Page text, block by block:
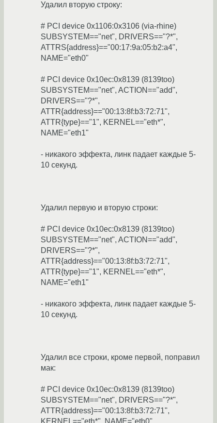
Удалил вторую строку:
# PCI device 0x1106:0x3106 (via-rhine)
SUBSYSTEM=="net", DRIVERS=="?*",
ATTRS{address}=="00:17:9a:05:b2:a4",
NAME="eth0"
# PCI device 0x10ec:0x8139 (8139too)
SUBSYSTEM=="net", ACTION=="add",
DRIVERS=="?*",
ATTR{address}=="00:13:8f:b3:72:71",
ATTR{type}=="1", KERNEL=="eth*",
NAME="eth1"
- никакого эффекта, линк падает каждые 5-
10 секунд.
Удалил первую и вторую строки:
# PCI device 0x10ec:0x8139 (8139too)
SUBSYSTEM=="net", ACTION=="add",
DRIVERS=="?*",
ATTR{address}=="00:13:8f:b3:72:71",
ATTR{type}=="1", KERNEL=="eth*",
NAME="eth1"
- никакого эффекта, линк падает каждые 5-
10 секунд.
Удалил все строки, кроме первой, поправил
мак:
# PCI device 0x10ec:0x8139 (8139too)
SUBSYSTEM=="net", DRIVERS=="?*",
ATTR{address}=="00:13:8f:b3:72:71",